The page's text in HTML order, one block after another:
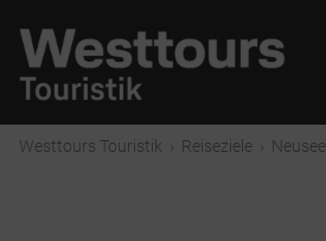
Westtours Touristik › Reiseziele ›